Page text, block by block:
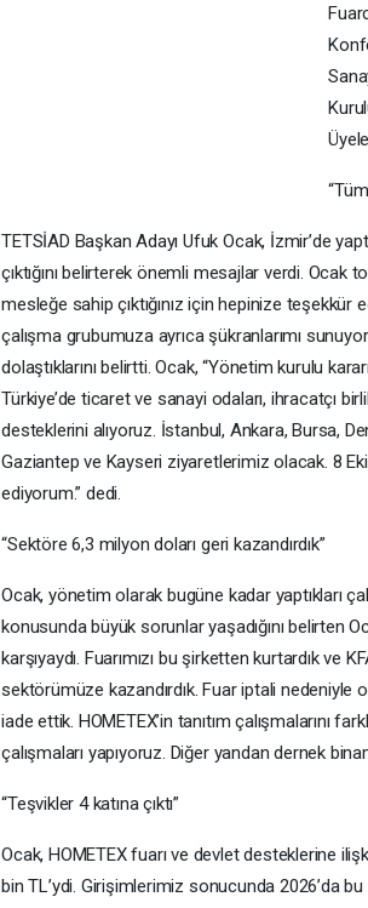
TETSİAD Başkan Adayı Ufuk Ocak, İzmir’de
çıktığını belirterek önemli mesajlar verdi. Ocak
mesleğe sahip çıktığınız için hepinize
çalışma grubumuza ayrıca şükranlarımı
dolaştıklarını belirtti. Ocak, “Yönetim kurulu
Türkiye’de ticaret ve sanayi odaları, ihracatçı
desteklerini alıyoruz. İstanbul, Ankara, Bursa,
Gaziantep ve Kayseri ziyaretlerimiz olacak. 8
ediyorum.” dedi.
“Sektöre 6,3 milyon doları geri kazandırdık”
Ocak, yönetim olarak bugüne kadar yaptıkları
konusunda büyük sorunlar yaşadığını belirten
karşıyaydı. Fuarımızı bu şirketten kurtardık ve
sektörümüze kazandırdık. Fuar iptali nedeniyle
iade ettik. HOMETEX’in tanıtım çalışmalarını
çalışmaları yapıyoruz. Diğer yandan dernek
“Teşvikler 4 katına çıktı”
Ocak, HOMETEX fuarı ve devlet desteklerine
bin TL’ydi. Girişimlerimiz sonucunda 2026’da